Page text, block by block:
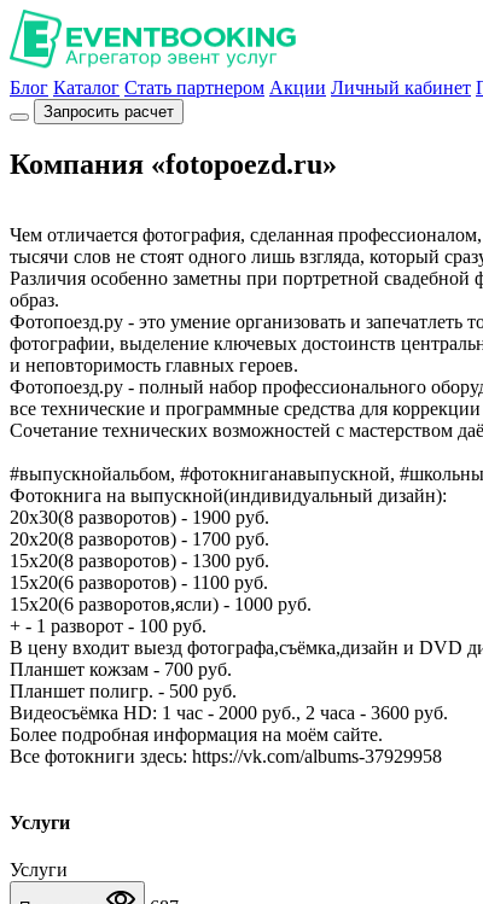
Блог Каталог Стать партнером Акции Личный кабинет
Запросить расчет
Компания «fotopoezd.ru»
Чем отличается фотография, сделанная
тысячи слов не стоят одного лишь взгляда, который
Различия особенно заметны при портретной свадебной
образ.
Фотопоезд.ру - это умение организовать и запечатлеть
фотографии, выделение ключевых достоинств
и неповторимость главных героев.
Фотопоезд.ру - полный набор профессионального
все технические и программные средства для
Сочетание технических возможностей с мастерством
#выпускнойальбом, #фотокниганавыпускной,
Фотокнига на выпускной(индивидуальный дизайн):
20х30(8 разворотов) - 1900 руб.
20х20(8 разворотов) - 1700 руб.
15х20(8 разворотов) - 1300 руб.
15х20(6 разворотов) - 1100 руб.
15х20(6 разворотов,ясли) - 1000 руб.
+ - 1 разворот - 100 руб.
В цену входит выезд фотографа,съёмка,дизайн и DVD
Планшет кожзам - 700 руб.
Планшет полигр. - 500 руб.
Видеосъёмка HD: 1 час - 2000 руб., 2 часа - 3600 руб.
Более подробная информация на моём сайте.
Все фотокниги здесь: https://vk.com/albums-37929958
Услуги
Услуги